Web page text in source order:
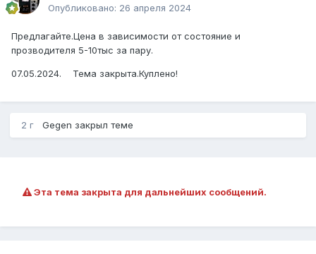
Опубликовано: 26 апреля 2024
Предлагайте.Цена в зависимости от состояние и
прозводителя 5-10тыс за пару.
07.05.2024. Тема закрыта.Куплено!
2 г Gegen закрыл теме
Эта тема закрыта для дальнейших сообщений.